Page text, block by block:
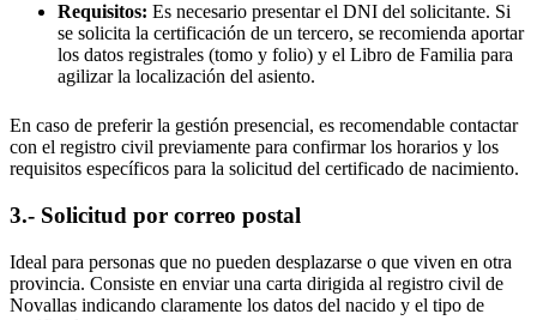
Requisitos: Es necesario presentar el DNI del solicitante. Si
se solicita la certificación de un tercero, se recomienda aportar
los datos registrales (tomo y folio) y el Libro de Familia para
agilizar la localización del asiento.
En caso de preferir la gestión presencial, es recomendable contactar
con el registro civil previamente para confirmar los horarios y los
requisitos específicos para la solicitud del certificado de nacimiento.
3.- Solicitud por correo postal
Ideal para personas que no pueden desplazarse o que viven en otra
provincia. Consiste en enviar una carta dirigida al registro civil de
Novallas indicando claramente los datos del nacido y el tipo de